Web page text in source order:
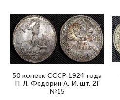
50 копеек СССР 1924 года
П. Л. Федорин А. И. шт. 2Г
№15